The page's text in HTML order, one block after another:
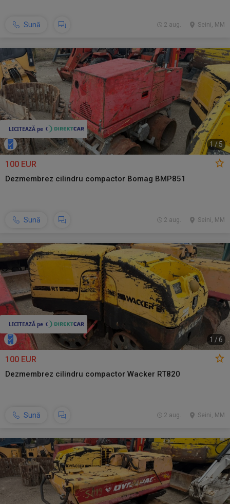
Sună Seini, MM
2 aug.
1 / 5
100 EUR
Dezmembrez cilindru compactor Bomag BMP851
Sună Seini, MM
2 aug.
1 /6
100 EUR
Dezmembrez cilindru compactor Wacker RT820
Sună Seini, MM
2 aug.